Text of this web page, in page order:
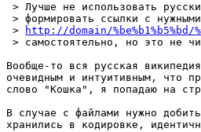
> Лучше не использовать
> формировать ссылки с
>
http://domain/%be%b1%b5%bd/
> самостоятельно, но это не
Вообще-то вся русская
очевидным и интуитивным, что
слово "Кошка", я попадаю на
В случае с файлами нужно
хранились в кодировке,